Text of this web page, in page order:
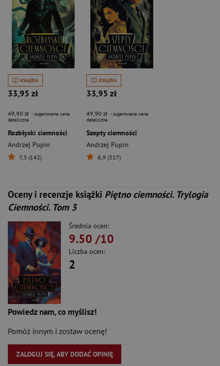
KSIĄŻKA
33,95 zł
49,90 zł - sugerowana cena
detaliczna
Rozbłyski ciemności
Andrzej Pupin
7,3 (142)
KSIĄŻKA
33,95 zł
49,90 zł - sugerowana cena
detaliczna
Szepty ciemności
Andrzej Pupin
6,9 (317)
Oceny i recenzje książki Piętno ciemności. Trylogia
Ciemności. Tom 3
Średnia ocen:
9.50 /10
Liczba ocen:
2
Powiedz nam, co myślisz!
Pomóż innym i zostaw ocenę!
ZALOGUJ SIĘ, ABY DODAĆ OPINIĘ